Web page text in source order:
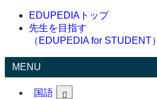
EDUPEDIAトップ
先生を目指す
（EDUPEDIA for STUDENT）
MENU
国語